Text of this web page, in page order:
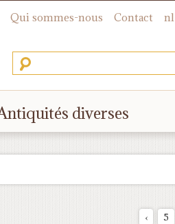
nl
Contact
Qui sommes-nous
diverses
‹ 5